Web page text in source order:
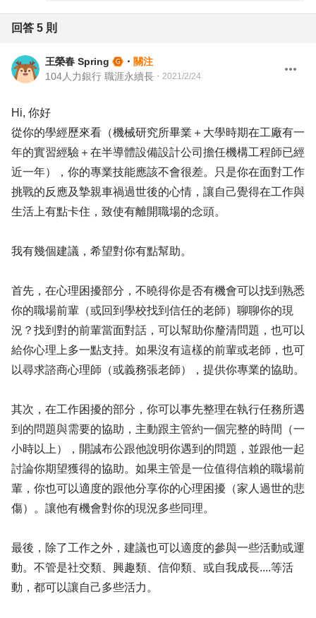
回答 5 則
王榮春 Spring ・ 關注
104人力銀行 職涯永續長 ・ 2021/2/24
Hi, 你好
從你的學經歷來看（機械研究所畢業＋大學時期在工廠有一
年的實習經驗＋在半導體設備設計公司擔任機構工程師已經
近一年），你的專業技能應該不會很差。只是你在面對工作
挑戰的反應及摯親車禍過世後的心情，讓自己覺得在工作與
生活上有點卡住，致使有離開職場的念頭。
我有幾個建議，希望對你有點幫助。
首先，在心理困擾部分，不曉得你是否有機會可以找到熟悉
你的職場前輩（或回到學校找到信任的老師）聊聊你的現
況？找到對的前輩當面對話，可以幫助你釐清問題，也可以
給你心理上多一點支持。如果沒有這樣的前輩或老師，也可
以尋求諮商心理師（或義務張老師），提供你專業的協助。
其次，在工作困擾的部分，你可以事先整理在執行任務所遇
到的問題與需要的協助，主動跟主管約一個完整的時間（一
小時以上），開誠布公跟他說明你遇到的問題，並跟他一起
討論你期望獲得的協助。如果主管是一位值得信賴的職場前
輩，你也可以適度的跟他分享你的心理困擾（家人過世的悲
傷）。讓他有機會對你的現況多些同理。
最後，除了工作之外，建議也可以適度的參與一些活動或運
動。不管是社交類、興趣類、信仰類、或自我成長....等活
動，都可以讓自己多些活力。